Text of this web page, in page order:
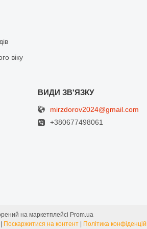
віку
mirzdorov2024@gmail.com
+380677498061
на маркетплейсі Prom.ua
Поскаржитися на контент Політика